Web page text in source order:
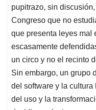
pupitrazo, sin
Congreso que no
que presenta leyes mal
escasamente
un circo y no el recinto
Sin embargo, un grupo
del software y la
del uso y la